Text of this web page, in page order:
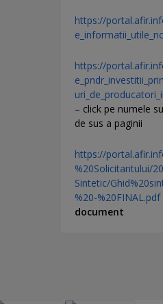
https://
https://
– click pe numele
de sus a paginii
https://
%20Solicitantului/
Sintetic/
%20-%20FINAL.pdf
document